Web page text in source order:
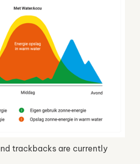
trackbacks are currently